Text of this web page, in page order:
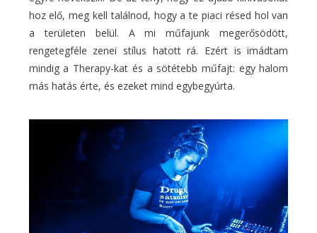
hoz elő, meg kell találnod, hogy a te piaci résed hol van
a területen belül. A mi műfajunk megerősödött,
rengetegféle zenei stílus hatott rá. Ezért is imádtam
mindig a Therapy-kat és a sötétebb műfajt: egy halom
más hatás érte, és ezeket mind egybegyúrta.